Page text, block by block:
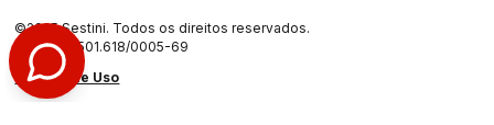
©2025 Sestini. Todos os direitos reservados.
CNPJ: 00.501.618/0005-69
Termos de Uso